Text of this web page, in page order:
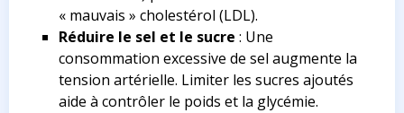
« mauvais » cholestérol (LDL).
Réduire le sel et le sucre : Une
consommation excessive de sel augmente la
tension artérielle. Limiter les sucres ajoutés
aide à contrôler le poids et la glycémie.